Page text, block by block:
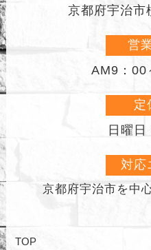
京都府宇治市
営
AM9：00
定
日曜日
対応
京都府宇治市を中
TOP